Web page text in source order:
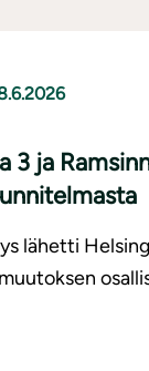
3 ja
lähetti